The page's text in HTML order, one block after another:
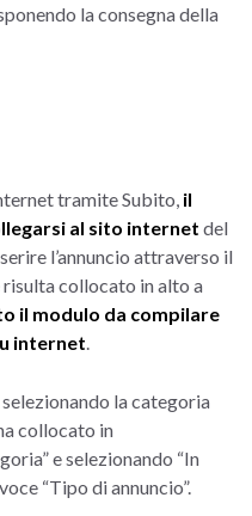
la consegna della
tramite Subito, il
al sito internet del
l’annuncio attraverso il
risulta collocato in alto a
il modulo da compilare
internet
la categoria
collocato in
e selezionando “In
“Tipo di annuncio”.